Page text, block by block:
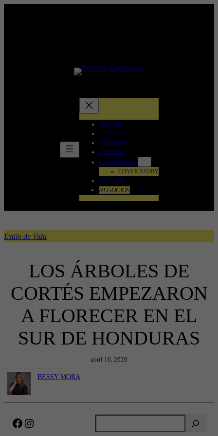
MUNDO
LIFESTYLE
DESTINOS
EVENTOS
ENTREVISTAS
COVER STORY
OPINIÓN
NEGOCIOS
Estilo de Vida
LOS ÁRBOLES DE
CORTÉS EMPEZARON
A FLORECER EN EL
SUR DE HONDURAS
abril 16, 2020
BESSY MORA
Facebook Instagram
u